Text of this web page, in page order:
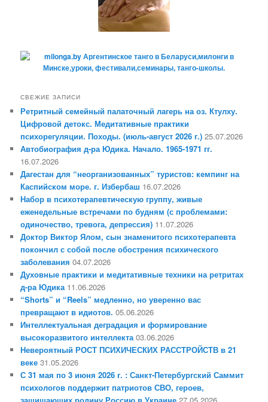
СВЕЖИЕ ЗАПИСИ
Ретритный семейный палаточный лагерь на оз. Ктулху.
Цифровой детокс. Медитативные практики
психорегуляции. Походы. (июль-август 2026 г.) 25.07.2026
Автобиография д-ра Юдика. Начало. 1965-1971 гг.
16.07.2026
Дагестан для “неорганизованных” туристов: кемпинг на
Каспийском море. г. Избербаш 16.07.2026
Набор в психотерапевтическую группу, живые
еженедельные встречами по будням (с проблемами:
одиночество, тревога, депрессия) 11.07.2026
Доктор Виктор Ялом, сын знаменитого психотерапевта
покончил с собой после обострения психического
заболевания 04.07.2026
Духовные практики и медитативные техники на ретритах
д-ра Юдика 11.06.2026
“Shorts” и “Reels” медленно, но уверенно вас
превращают в идиотов. 05.06.2026
Интеллектуальная деградация и формирование
высокоразвитого интеллекта 03.06.2026
Невероятный РОСТ ПСИХИЧЕСКИХ РАССТРОЙСТВ в 21
веке 31.05.2026
С 31 мая по 3 июня 2026 г. : Санкт-Петербургский Саммит
психологов поддержит патриотов СВО, героев,